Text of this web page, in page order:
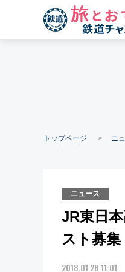
トップページ ニ
ニュース
JR東日
スト募集
2018.01.28 11:01